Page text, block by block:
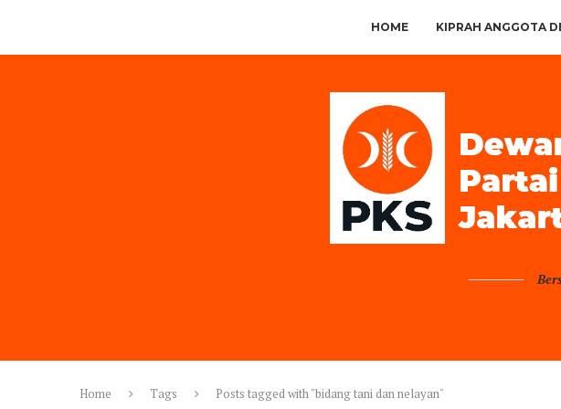
HOME KIPRAH ANGGOTA
Home Tags Posts tagged with "bidang tani dan nelayan"